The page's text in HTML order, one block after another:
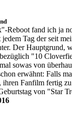
Reboot fand ich ja
Tag der seit
Der Hauptgrund,
"10
sowas von
erwähnt: Falls
ihren Fanfilm fertig
von "Star